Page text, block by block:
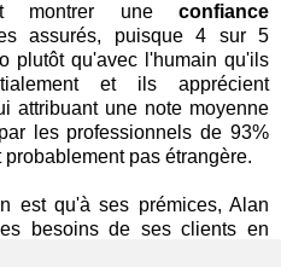
montrer une confiance
assurés, puisque 4 sur 5
plutôt qu'avec l'humain qu'ils
et ils apprécient
attribuant une note moyenne
les professionnels de 93%
pas étrangère.
est qu'à ses prémices, Alan
besoins de ses clients en
en complément de son rôle